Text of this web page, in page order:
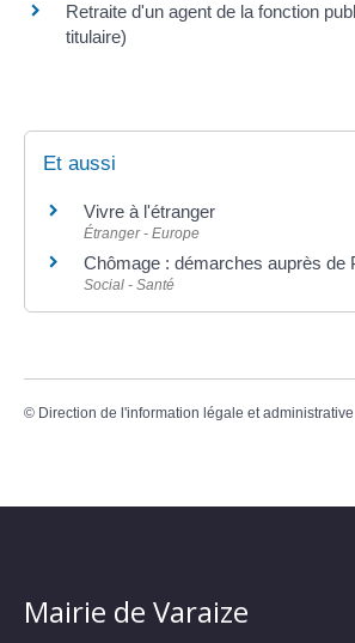
Retraite d'un agent de la fonction
titulaire)
Et aussi
Vivre à l'étranger
Étranger - Europe
Chômage : démarches auprès de
Social - Santé
© Direction de l'information légale et administrative
Mairie de Varaize